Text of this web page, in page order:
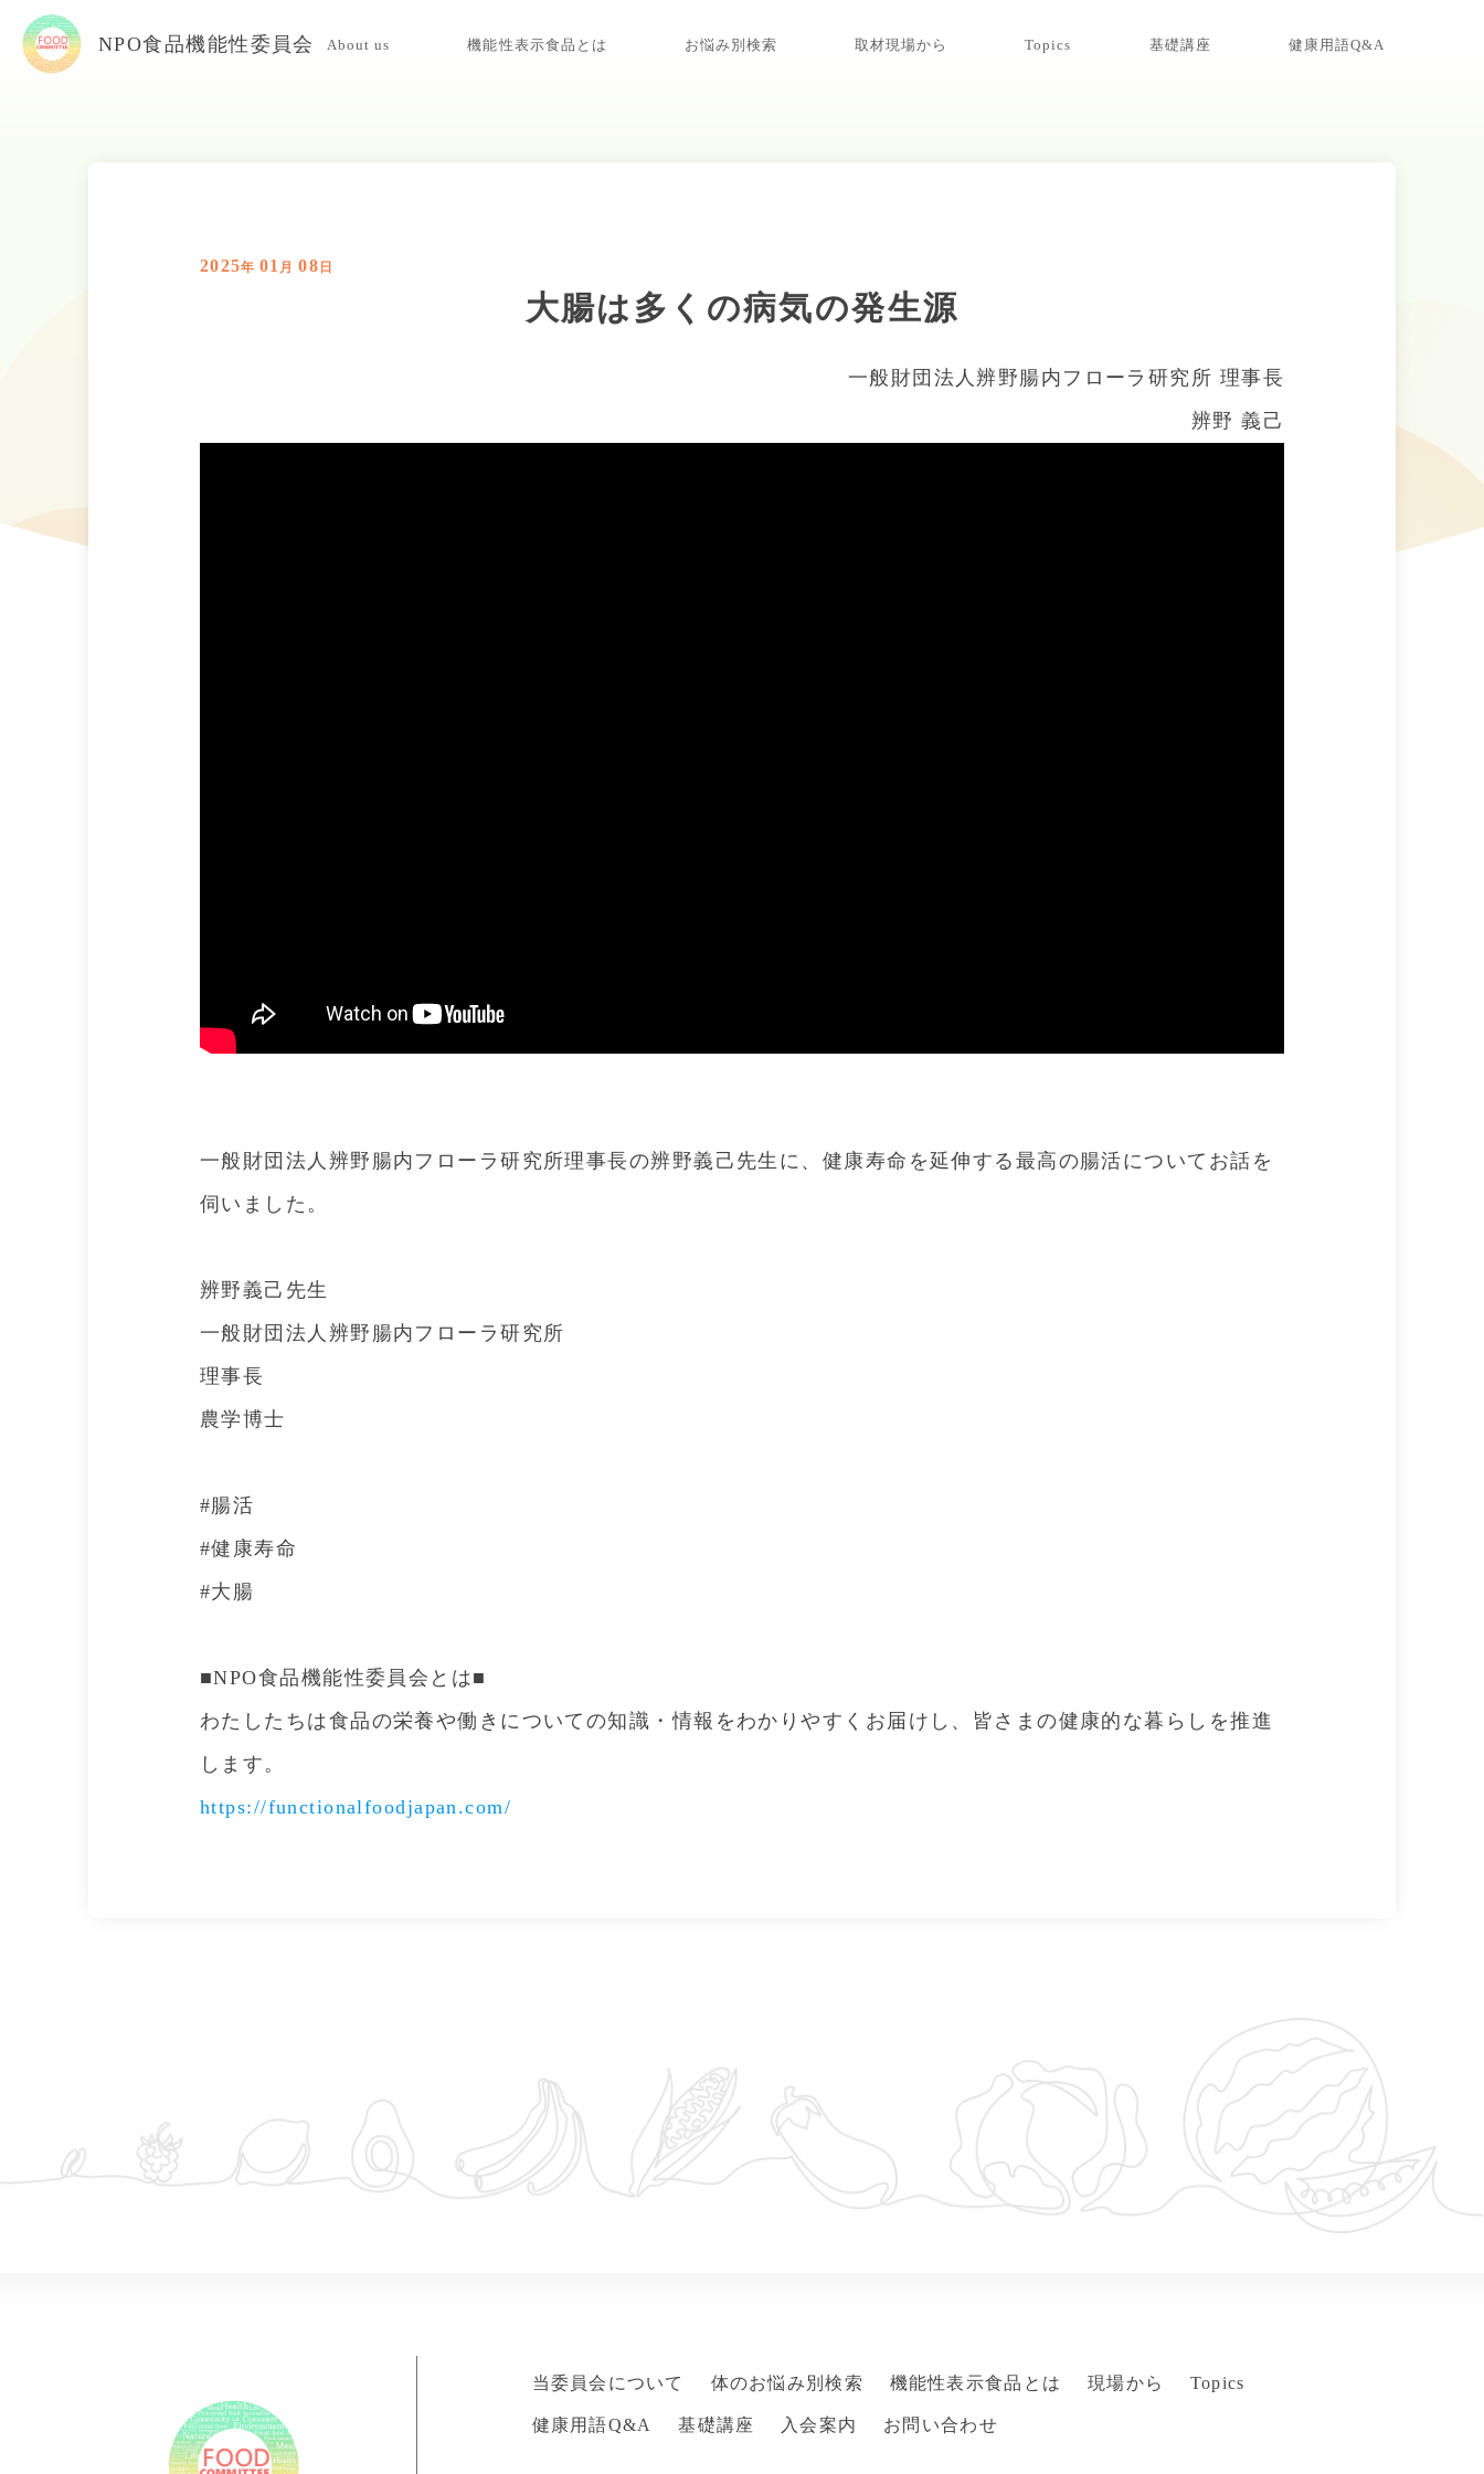
NPO食品機能性委員会 About us 機能性表示食品とは お悩み別検索 取材現場から Topics 基礎講座 健康用語Q&A
2025年 01 月 08 日
大腸は多くの病気の発生源
一般財団法人辨野腸内フローラ研究所 理事長
辨野 義己
一般財団法人辨野腸内フローラ研究所理事長の辨野義己先生に、健康寿命を延伸する最高の腸活についてお話を
伺いました。
辨野義己先生
一般財団法人辨野腸内フローラ研究所
理事長
農学博士
#腸活
#健康寿命
#大腸
■NPO食品機能性委員会とは■
わたしたちは食品の栄養や働きについての知識・情報をわかりやすくお届けし、皆さまの健康的な暮らしを推進
します。
https://functionalfoodjapan.com/
当委員会について 体のお悩み別検索 機能性表示食品とは 現場から Topics
健康用語Q&A 基礎講座 入会案内 お問い合わせ